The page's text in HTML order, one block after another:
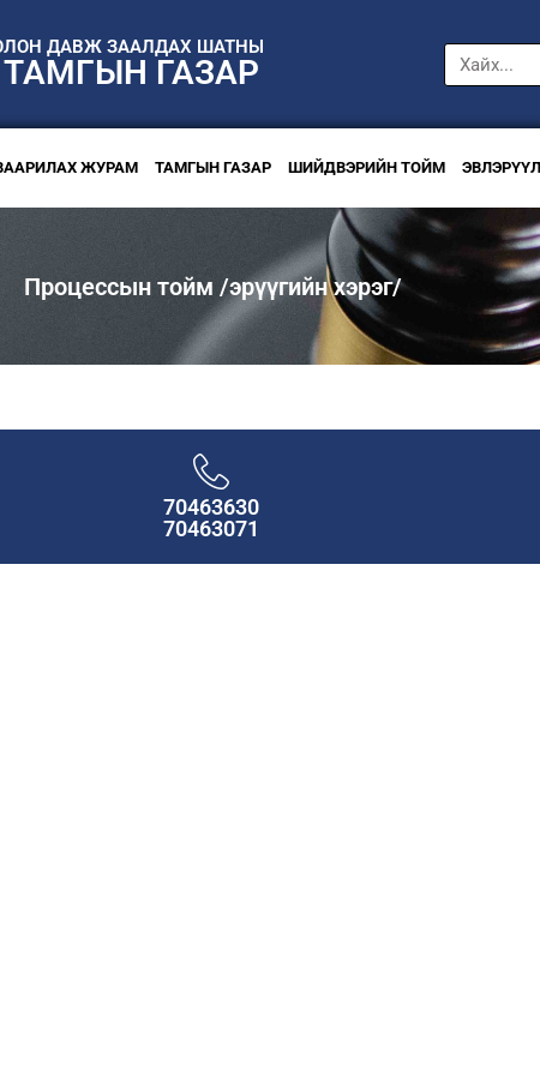
ДАВЖ ЗААЛДАХ ШАТНЫ
ГАЗАР
ЖУРАМ ТАМГЫН ГАЗАР ШИЙДВЭРИЙН ТОЙМ
Процессын тойм /эрүүгийн хэрэг/
70463630
70463071